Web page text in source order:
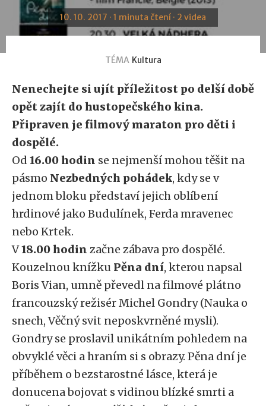
10. 10. 2017 · 1 minuta čtení · 2 videa
TÉMA Kultura
Nenechejte si ujít příležitost po delší době
opět zajít do hustopečského kina.
Připraven je filmový maraton pro děti i
dospělé.
Od 16.00 hodin se nejmenší mohou těšit na
pásmo Nezbedných pohádek, kdy se v
jednom bloku představí jejich oblíbení
hrdinové jako Budulínek, Ferda mravenec
nebo Krtek.
V18.00 hodin začne zábava pro dospělé.
Kouzelnou knížku Pěna dní, kterou napsal
Boris Vian, umně převedl na filmové plátno
francouzský režisér Michel Gondry (Nauka o
snech, Věčný svit neposkvrněné mysli).
Gondry se proslavil unikátním pohledem na
obvyklé věci a hraním si s obrazy. Pěna dní je
příběhem o bezstarostné lásce, která je
donucena bojovat s vidinou blízké smrti a